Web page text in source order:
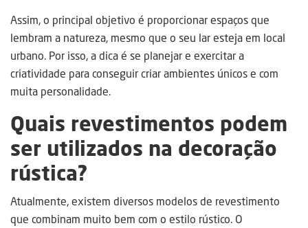
Assim, o principal objetivo é proporcionar espaços que
lembram a natureza, mesmo que o seu lar esteja em local
urbano. Por isso, a dica é se planejar e exercitar a
criatividade para conseguir criar ambientes únicos e com
muita personalidade.
Quais revestimentos podem
ser utilizados na decoração
rústica?
Atualmente, existem diversos modelos de revestimento
que combinam muito bem com o estilo rústico. O